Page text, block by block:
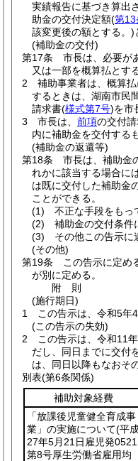
実績報告に基づき算出
助金の交付決定額(第13
該変更後の額とする。)
(補助金の交付)
第17条
市長は、必要が
又は一部を概算払とす
2
補助事業者は、概算
するときは、湖南市民
請求書(様式第7号)を市
3
市長は、 前項の交付
内に補助金を交付する
(補助金の返還等)
第18条
市長は、補助金
れかに該当する場合に
は既に交付した補助金
ことができる。
(1)
不正な手段をもっ
(2)
補助金の交付条件
(3)
その他この告示に
(その他)
第19条
この告示に定め
が別に定める。
附 則
(施行期日)
1
この告示は、令和5年
(この告示の失効)
2
この告示は、令和11
だし、同日までに交付
は、同日以降もなおそ
別表(第6条関係)
補助対象経費
「放課後児童健全育成事
業」の実施について(平
27年5月21日雇児発0521
第8号厚生労働省雇用均